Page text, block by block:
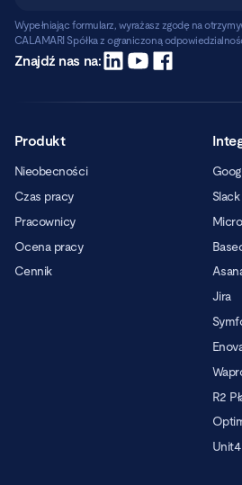
Wypełniając formularz, wyrażasz zgodę na
CALAMARI Spółka z ograniczoną
siedzibą w Warszawie, ul. Chmielna 2/31, 00-020
informacji handlowych pocztą elektroniczną.
Czytaj dalej
Znajdź nas na:
Produkt
Nieobecności
Czas pracy
Pracownicy
Ocena pracy
Cennik
Slack
Jira
R2